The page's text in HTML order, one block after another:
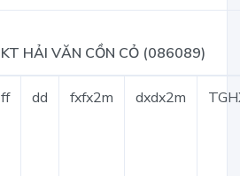
KT HẢI VĂN CỒN CỎ (086089)
ff dd fxfx2m dxdx2m